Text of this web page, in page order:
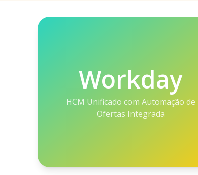
Workday
HCM Unificado com Automação de
Ofertas Integrada